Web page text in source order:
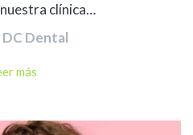
clínica…
DC Dental
más